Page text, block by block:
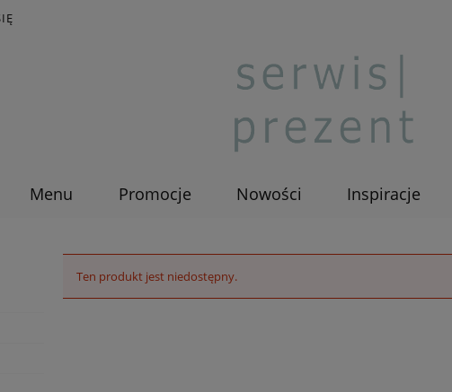
Menu Promocje Nowości Inspiracje
Ten produkt jest niedostępny.